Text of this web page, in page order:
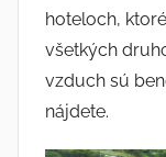
hoteloch,
všetkých
vzduch sú
nájdete.